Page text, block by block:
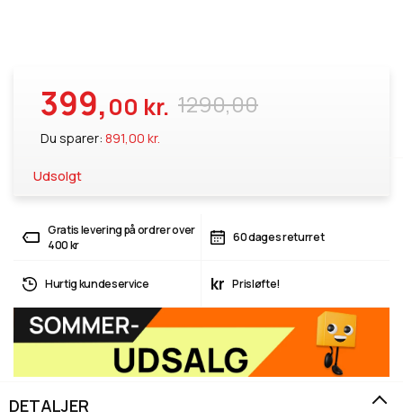
1290,00
399,00 kr.
Du sparer: 891,00 kr.
Udsolgt
Gratis levering på ordrer over
400 kr
60 dages returret
Hurtig kundeservice kr Prisløfte!
DETALJER